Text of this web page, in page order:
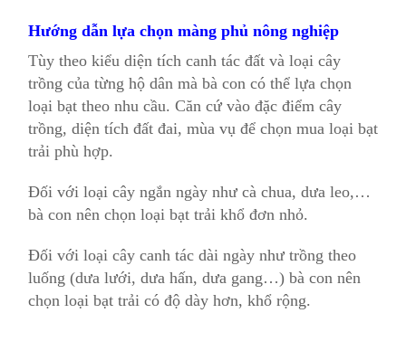
Hướng dẫn lựa chọn màng phủ nông nghiệp
Tùy theo kiểu diện tích canh tác đất và loại cây
trồng của từng hộ dân mà bà con có thể lựa chọn
loại bạt theo nhu cầu. Căn cứ vào đặc điểm cây
trồng, diện tích đất đai, mùa vụ để chọn mua loại bạt
trải phù hợp.
Đối với loại cây ngắn ngày như cà chua, dưa leo,…
bà con nên chọn loại bạt trải khổ đơn nhỏ.
Đối với loại cây canh tác dài ngày như trồng theo
luống (dưa lưới, dưa hấn, dưa gang…) bà con nên
chọn loại bạt trải có độ dày hơn, khổ rộng.